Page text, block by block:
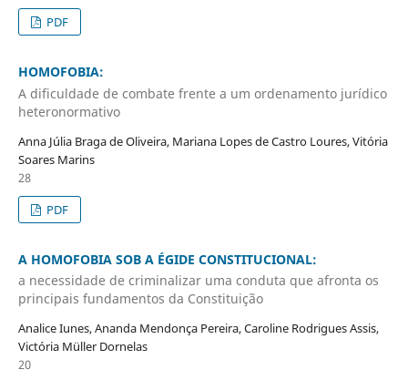
PDF
HOMOFOBIA:
A dificuldade de combate frente a um ordenamento jurídico
heteronormativo
Anna Júlia Braga de Oliveira, Mariana Lopes de Castro Loures, Vitória
Soares Marins
28
PDF
A HOMOFOBIA SOB A ÉGIDE CONSTITUCIONAL:
a necessidade de criminalizar uma conduta que afronta os
principais fundamentos da Constituição
Analice Iunes, Ananda Mendonça Pereira, Caroline Rodrigues Assis,
Victória Müller Dornelas
20